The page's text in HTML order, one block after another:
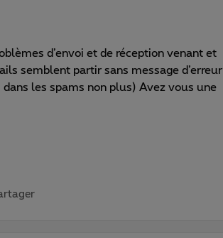
d’envoi et de réception venant et
semblent partir sans message d’erreur
les spams non plus) Avez vous une